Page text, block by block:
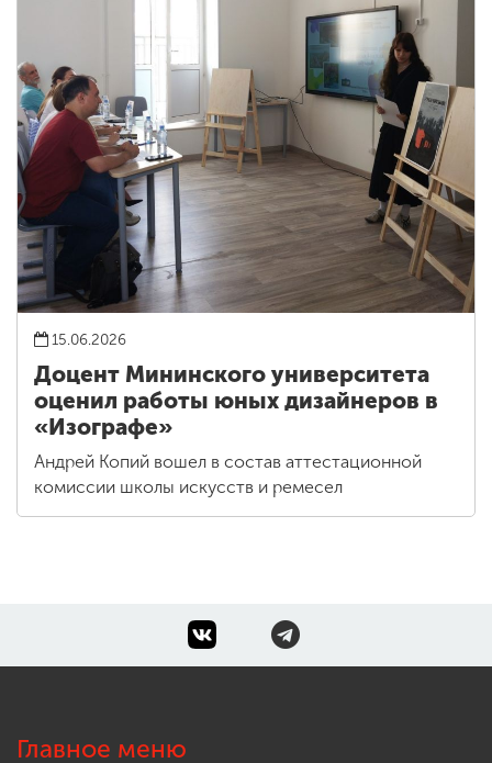
15.06.2026
Доцент Мининского университета
оценил работы юных дизайнеров в
«Изографе»
Андрей Копий вошел в состав аттестационной
комиссии школы искусств и ремесел
Главное меню